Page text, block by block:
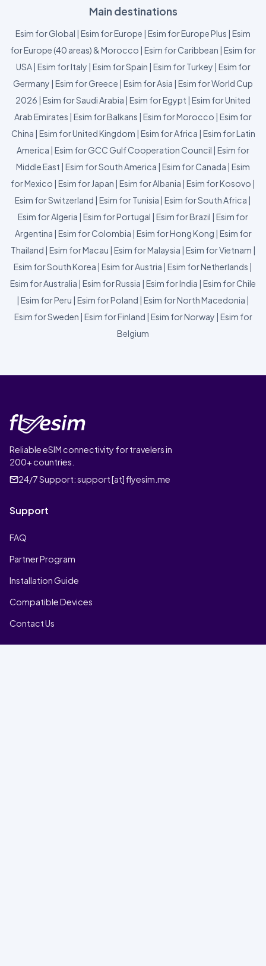
Main destinations
Esim for Global | Esim for Europe | Esim for Europe Plus | Esim
for Europe (40 areas) & Morocco | Esim for Caribbean | Esim for
USA| Esim for Italy | Esim for Spain | Esim for Turkey | Esim for
Germany | Esim for Greece | Esim for Asia | Esim for World Cup
2026 | Esim for Saudi Arabia | Esim for Egypt | Esim for United
Arab Emirates | Esim for Balkans | Esim for Morocco | Esim for
China | Esim for United Kingdom | Esim for Africa | Esim for Latin
America | Esim for GCC Gulf Cooperation Council | Esim for
Middle East | Esim for South America | Esim for Canada | Esim
for Mexico | Esim for Japan | Esim for Albania | Esim for Kosovo |
Esim for Switzerland | Esim for Tunisia | Esim for South Africa |
Esim for Algeria | Esim for Portugal | Esim for Brazil | Esim for
Argentina | Esim for Colombia | Esim for Hong Kong | Esim for
Thailand | Esim for Macau | Esim for Malaysia | Esim for Vietnam |
Esim for South Korea | Esim for Austria | Esim for Netherlands |
Esim for Australia | Esim for Russia | Esim for India | Esim for Chile
| Esim for Peru | Esim for Poland | Esim for North Macedonia |
Esim for Sweden | Esim for Finland | Esim for Norway | Esim for
Belgium
Reliable eSIM connectivity for travelers in
200+ countries.
24/7 Support:support [at] flyesim.me
Support
FAQ
Partner Program
Installation Guide
Compatible Devices
Contact Us